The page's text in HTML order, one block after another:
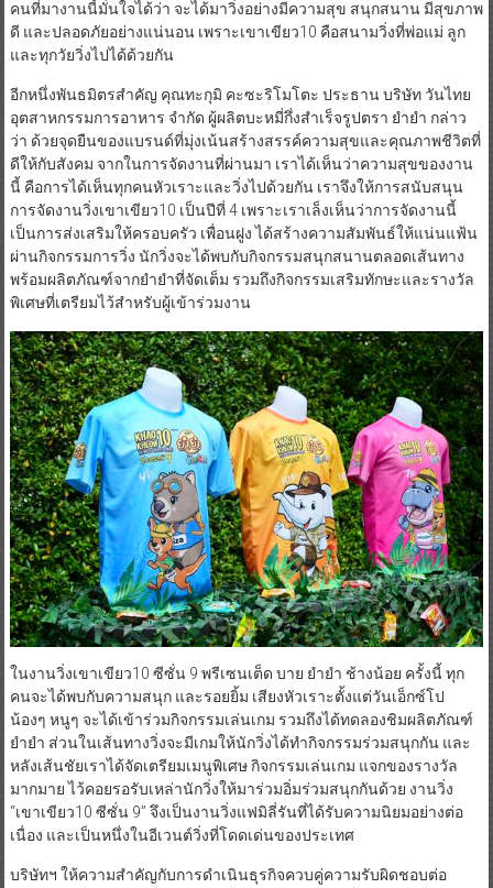
คนที่มางานนี้มั่นใจได้ว่า จะได้มาวิ่งอย่างมีความสุข สนุกสนาน มีสุขภาพ
ดี และปลอดภัยอย่างแน่นอน เพราะเขาเขียว10 คือสนามวิ่งที่พ่อแม่ ลูก
และทุกวัยวิ่งไปได้ด้วยกัน
อีกหนึ่งพันธมิตรสำคัญ คุณทะกุมิ คะซะริโมโตะ ประธาน บริษัท วันไทย
อุตสาหกรรมการอาหาร จำกัด ผู้ผลิตบะหมี่กึ่งสำเร็จรูปตรา ยำยำ กล่าว
ว่า ด้วยจุดยืนของแบรนด์ที่มุ่งเน้นสร้างสรรค์ความสุขและคุณภาพชีวิตที่
ดีให้กับสังคม จากในการจัดงานที่ผ่านมา เราได้เห็นว่าความสุขของงาน
นี้ คือการได้เห็นทุกคนหัวเราะและวิ่งไปด้วยกัน เราจึงให้การสนับสนุน
การจัดงานวิ่งเขาเขียว10 เป็นปีที่ 4 เพราะเราเล็งเห็นว่าการจัดงานนี้
เป็นการส่งเสริมให้ครอบครัว เพื่อนฝูง ได้สร้างความสัมพันธ์ให้แน่นแฟ้น
ผ่านกิจกรรมการวิ่ง นักวิ่งจะได้พบกับกิจกรรมสนุกสนานตลอดเส้นทาง
พร้อมผลิตภัณฑ์จากยำยำที่จัดเต็ม รวมถึงกิจกรรมเสริมทักษะและรางวัล
พิเศษที่เตรียมไว้สำหรับผู้เข้าร่วมงาน
ในงานวิ่งเขาเขียว10 ซีซั่น 9 พรีเซนเต็ด บาย ยำยำ ช้างน้อย ครั้งนี้ ทุก
คนจะได้พบกับความสนุก และรอยยิ้ม เสียงหัวเราะตั้งแต่วันเอ็กซ์โป
น้องๆ หนูๆ จะได้เข้าร่วมกิจกรรมเล่นเกม รวมถึงได้ทดลองชิมผลิตภัณฑ์
ยำยำ ส่วนในเส้นทางวิ่งจะมีเกมให้นักวิ่งได้ทำกิจกรรมร่วมสนุกกัน และ
หลังเส้นชัยเราได้จัดเตรียมเมนูพิเศษ กิจกรรมเล่นเกม แจกของรางวัล
มากมาย ไว้คอยรอรับเหล่านักวิ่งให้มาร่วมอิ่มร่วมสนุกกันด้วย งานวิ่ง
“เขาเขียว10 ซีซั่น 9” จึงเป็นงานวิ่งแฟมิลี่รันที่ได้รับความนิยมอย่างต่อ
เนื่อง และเป็นหนึ่งในอีเวนต์วิ่งที่โดดเด่นของประเทศ
บริษัทฯ ให้ความสำคัญกับการดำเนินธุรกิจควบคู่ความรับผิดชอบต่อ